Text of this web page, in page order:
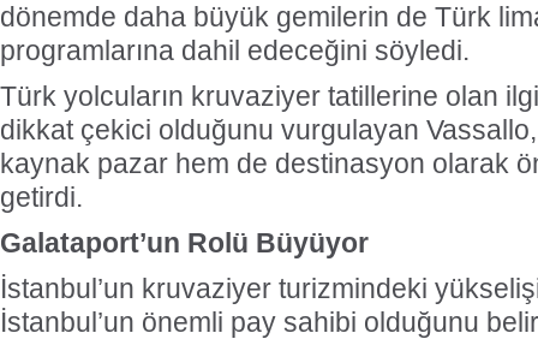
dönemde daha büyük gemilerin de Türk
programlarına dahil edeceğini söyledi.
Türk yolcuların kruvaziyer tatillerine olan
dikkat çekici olduğunu vurgulayan
kaynak pazar hem de destinasyon olarak
getirdi.
Galataport’un Rolü Büyüyor
İstanbul’un kruvaziyer turizmindeki
İstanbul’un önemli pay sahibi olduğunu